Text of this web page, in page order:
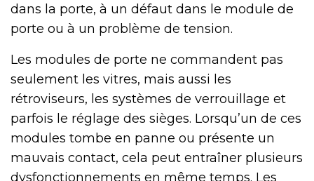
dans la porte, à un défaut dans le module de
porte ou à un problème de tension.
Les modules de porte ne commandent pas
seulement les vitres, mais aussi les
rétroviseurs, les systèmes de verrouillage et
parfois le réglage des sièges. Lorsqu’un de ces
modules tombe en panne ou présente un
mauvais contact, cela peut entraîner plusieurs
dysfonctionnements en même temps. Les